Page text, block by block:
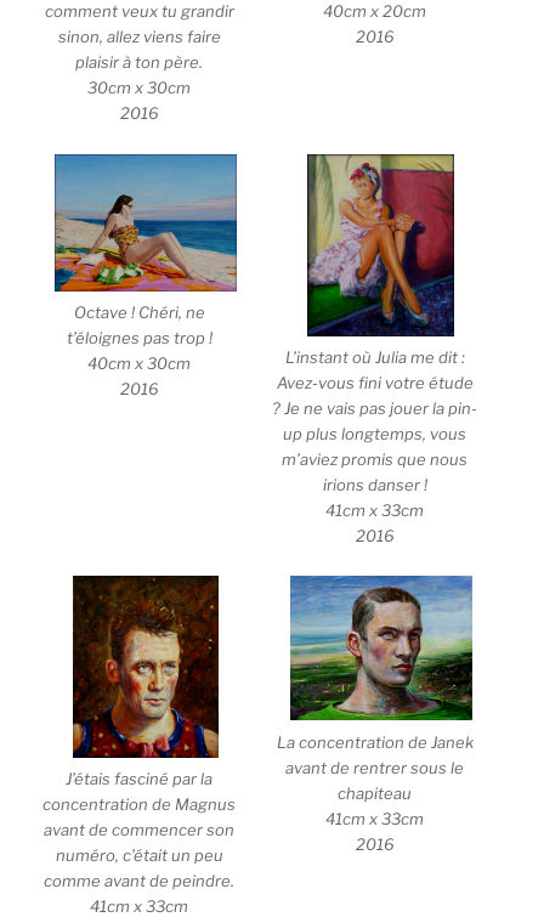
comment veux tu grandir
sinon, allez viens faire
plaisir à ton père.
30cm x 30cm
2016
40cm x 20cm
2016
Octave ! Chéri, ne
t’éloignes pas trop !
40cm x 30cm
2016
L’instant où Julia me dit :
Avez-vous fini votre étude
? Je ne vais pas jouer la pin-
up plus longtemps, vous
m’aviez promis que nous
irions danser !
41cm x 33cm
2016
J’étais fasciné par la
concentration de Magnus
avant de commencer son
numéro, c’était un peu
comme avant de peindre.
41cm x 33cm
La concentration de Janek
avant de rentrer sous le
chapiteau
41cm x 33cm
2016